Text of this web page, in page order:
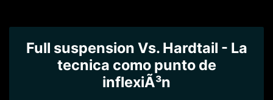
Full suspension Vs. Hardtail - La
tecnica como punto de
inflexiÃ³n